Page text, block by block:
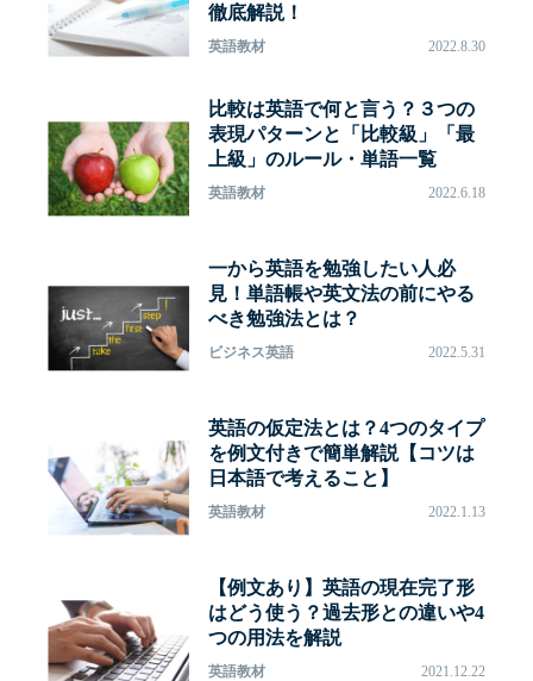
徹底解説！
英語教材 2022.8.30
比較は英語で何と言う？３つの
表現パターンと「比較級」「最
上級」のルール・単語一覧
英語教材 2022.6.18
一から英語を勉強したい人必
見！単語帳や英文法の前にやる
べき勉強法とは？
ビジネス英語 2022.5.31
英語の仮定法とは？4つのタイプ
を例文付きで簡単解説【コツは
日本語で考えること】
英語教材 2022.1.13
【例文あり】英語の現在完了形
はどう使う？過去形との違いや4
つの用法を解説
英語教材 2021.12.22